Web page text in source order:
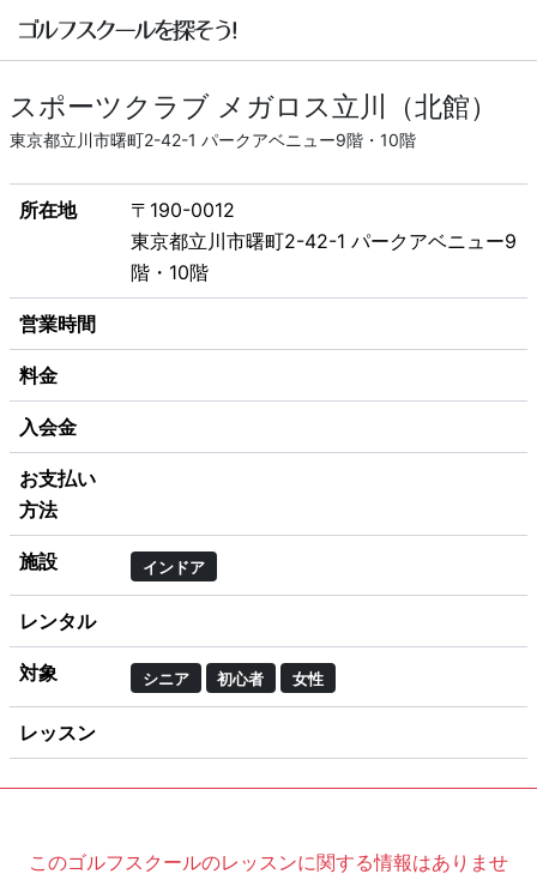
スポーツクラブ メガロス立川（北館）
東京都立川市曙町2-42-1 パークアベニュー9階・10階
所在地
〒190-0012
東京都立川市曙町2-42-1 パークアベニュー9
階・10階
営業時間
料金
入会金
お支払い
方法
施設 インドア
レンタル
対象 シニア 初心者 女性
レッスン
このゴルフスクールのレッスンに関する情報はありませ